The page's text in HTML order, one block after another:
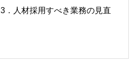
．人材採用すべき業務の見直